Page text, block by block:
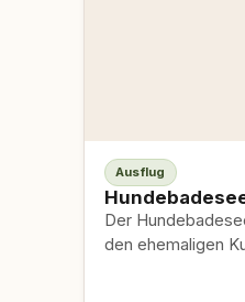
Ausflug
Der
den ehemaligen